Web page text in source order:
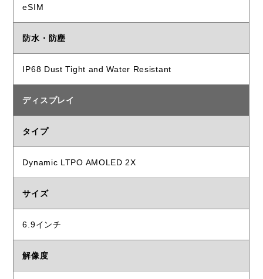
eSIM
防水・防塵
IP68 Dust Tight and Water Resistant
ディスプレイ
タイプ
Dynamic LTPO AMOLED 2X
サイズ
6.9インチ
解像度